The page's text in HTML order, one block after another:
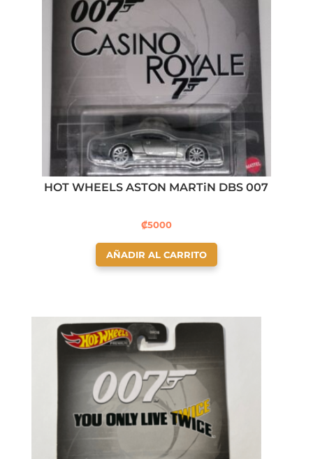
HOT WHEELS ASTON MARTiN DBS 007
₡5000
AÑADIR AL CARRITO